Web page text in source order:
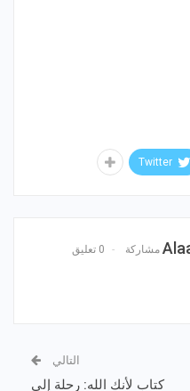
Twitter
0 تعليق
التالي
كتاب لأنك الله: رحلة إلى